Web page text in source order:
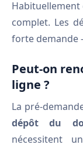
Habituellement
complet. Les
forte demande
Peut-on
ligne ?
La pré-
dépôt du
nécessitent